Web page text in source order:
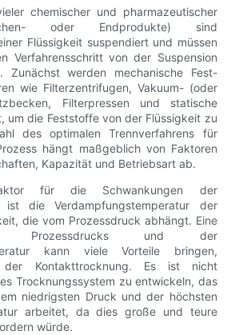
chemischer und pharmazeutischer
oder Endprodukte) sind
Flüssigkeit suspendiert und müssen
Verfahrensschritt von der Suspension
Zunächst werden mechanische Fest-
wie Filterzentrifugen, Vakuum- (oder
Filterpressen und statische
um die Feststoffe von der Flüssigkeit zu
des optimalen Trennverfahrens für
hängt maßgeblich von Faktoren
Kapazität und Betriebsart ab.
für die Schwankungen der
ist die Verdampfungstemperatur der
die vom Prozessdruck abhängt. Eine
Prozessdrucks und der
kann viele Vorteile bringen,
der Kontakttrocknung. Es ist nicht
Trocknungssystem zu entwickeln, das
niedrigsten Druck und der höchsten
arbeitet, da dies große und teure
würde.